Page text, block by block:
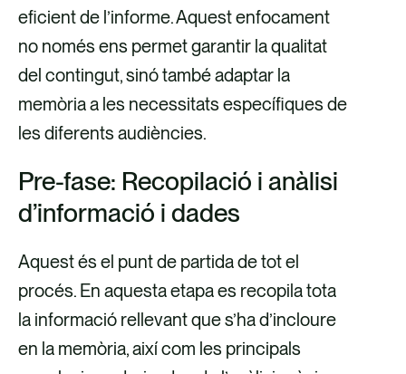
eficient de l’informe. Aquest enfocament
no només ens permet garantir la qualitat
del contingut, sinó també adaptar la
memòria a les necessitats específiques de
les diferents audiències.
Pre-fase: Recopilació i anàlisi
d’informació i dades
Aquest és el punt de partida de tot el
procés. En aquesta etapa es recopila tota
la informació rellevant que s’ha d’incloure
en la memòria, així com les principals